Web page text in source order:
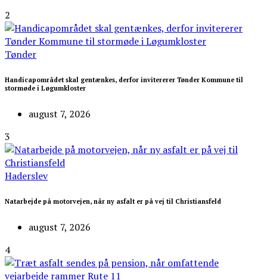
2
Tønder
Handicapområdet skal gentænkes, derfor invitererer Tønder Kommune til
stormøde i Løgumkloster
august 7, 2026
3
Haderslev
Natarbejde på motorvejen, når ny asfalt er på vej til Christiansfeld
august 7, 2026
4